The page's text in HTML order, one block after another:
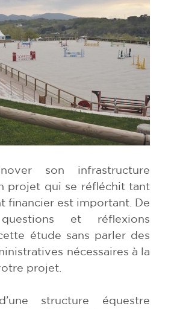
son infrastructure
projet qui se réfléchit tant
financier est important. De
questions et réflexions
étude sans parler des
nécessaires à la
projet.
structure équestre